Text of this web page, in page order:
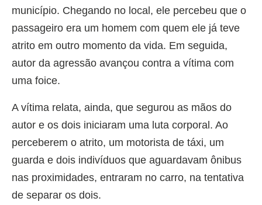
município. Chegando no local, ele percebeu que o
passageiro era um homem com quem ele já teve
atrito em outro momento da vida. Em seguida,
autor da agressão avançou contra a vítima com
uma foice.
A vítima relata, ainda, que segurou as mãos do
autor e os dois iniciaram uma luta corporal. Ao
perceberem o atrito, um motorista de táxi, um
guarda e dois indivíduos que aguardavam ônibus
nas proximidades, entraram no carro, na tentativa
de separar os dois.